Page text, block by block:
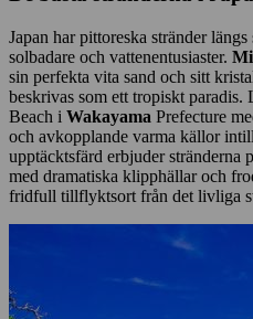
Japan har pittoreska stränder
solbadare och vattenentusiaster.
sin perfekta vita sand och sitt
beskrivas som ett tropiskt
Beach i Wakayama Prefecture
och avkopplande varma källor
upptäcktsfärd erbjuder stränderna
med dramatiska klipphällar och
fridfull tillflyktsort från det livliga